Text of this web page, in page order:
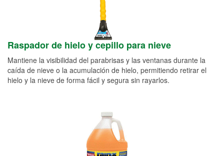
Raspador de hielo y cepillo para nieve
Mantiene la visibilidad del parabrisas y las ventanas durante la
caída de nieve o la acumulación de hielo, permitiendo retirar el
hielo y la nieve de forma fácil y segura sin rayarlos.